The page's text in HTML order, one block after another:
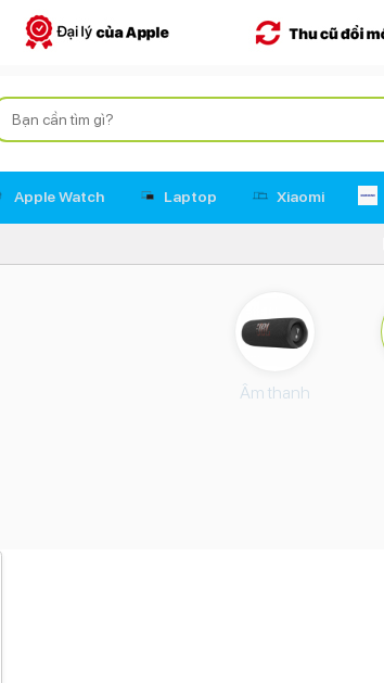
Apple Watch Laptop Xiaomi
Âm thanh